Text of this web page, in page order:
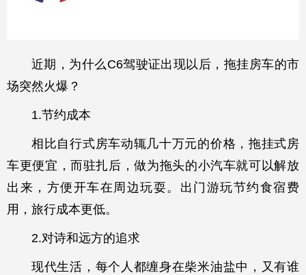
近期，为什么C6驾驶证出现以后，拖挂房车的市
场突然火爆？
1.节约成本
相比自行式房车动辄几十万元的价格，拖挂式房
车更便宜，而驻扎后，做为拖头的小汽车就可以解放
出来，方便开车在周边玩耍。出门游玩节约食宿费
用，旅行成本更低。
2.对诗和远方的追求
现代生活，每个人都缠身在柴米油盐中，又有谁